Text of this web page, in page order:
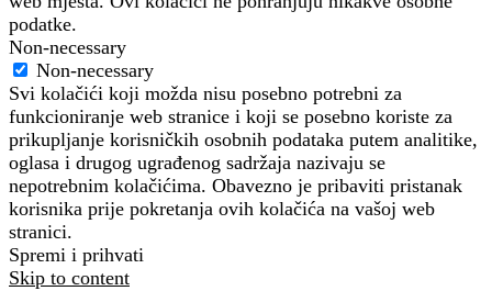
podatke.
Non-necessary
Non-necessary
Svi kolačići koji možda nisu posebno potrebni za
funkcioniranje web stranice i koji se posebno koriste za
prikupljanje korisničkih osobnih podataka putem analitike,
oglasa i drugog ugrađenog sadržaja nazivaju se
nepotrebnim kolačićima. Obavezno je pribaviti pristanak
korisnika prije pokretanja ovih kolačića na vašoj web
stranici.
Spremi i prihvati
Skip to content